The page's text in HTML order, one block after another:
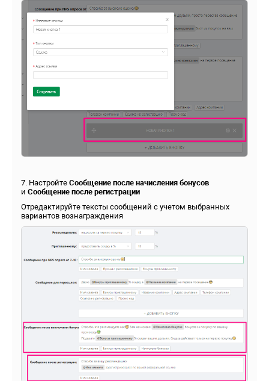
7. Настройте Сообщение после начисления бонусов
и Сообщение после регистрации
Отредактируйте тексты сообщений с учетом выбранных
вариантов вознаграждения